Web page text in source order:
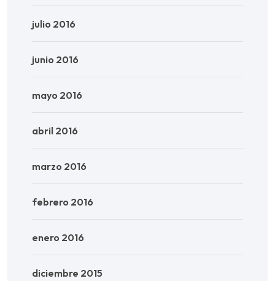
julio 2016
junio 2016
mayo 2016
abril 2016
marzo 2016
febrero 2016
enero 2016
diciembre 2015